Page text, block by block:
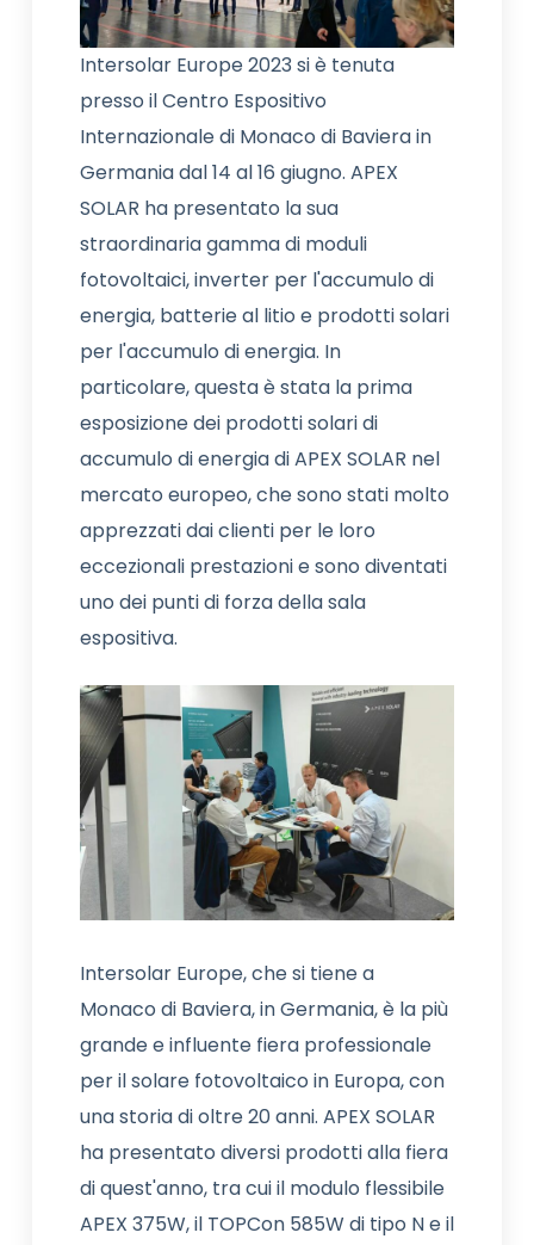
Intersolar Europe 2023 si è tenuta
presso il Centro Espositivo
Internazionale di Monaco di Baviera in
Germania dal 14 al 16 giugno. APEX
SOLAR ha presentato la sua
straordinaria gamma di moduli
fotovoltaici, inverter per l'accumulo di
energia, batterie al litio e prodotti solari
per l'accumulo di energia. In
particolare, questa è stata la prima
esposizione dei prodotti solari di
accumulo di energia di APEX SOLAR nel
mercato europeo, che sono stati molto
apprezzati dai clienti per le loro
eccezionali prestazioni e sono diventati
uno dei punti di forza della sala
espositiva.
Intersolar Europe, che si tiene a
Monaco di Baviera, in Germania, è la più
grande e influente fiera professionale
per il solare fotovoltaico in Europa, con
una storia di oltre 20 anni. APEX SOLAR
ha presentato diversi prodotti alla fiera
di quest'anno, tra cui il modulo flessibile
APEX 375W, il TOPCon 585W di tipo N e il